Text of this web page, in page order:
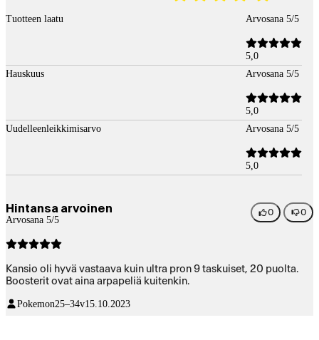
Tuotteen laatu Arvosana 5/5
5,0
Hauskuus
Arvosana 5/5
5,0
Uudelleenleikkimisarvo
Arvosana 5/5
5,0
Hintansa arvoinen
Arvosana 5/5
0 0
Kansio oli hyvä vastaava kuin ultra pron 9 taskuiset, 20 puolta.
Boosterit ovat aina arpapeliä kuitenkin.
Pokemon25–34v15.10.2023